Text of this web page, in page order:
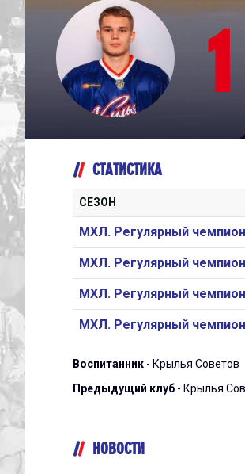
МХК
МХК
ХК
СТАТИСТИКА
СЕЗОН
МХЛ. Регулярный
МХЛ. Регулярный
МХЛ. Регулярный
МХЛ. Регулярный
Воспитанник - Крылья Советов
Предыдущий клуб - Крылья
НОВОСТИ